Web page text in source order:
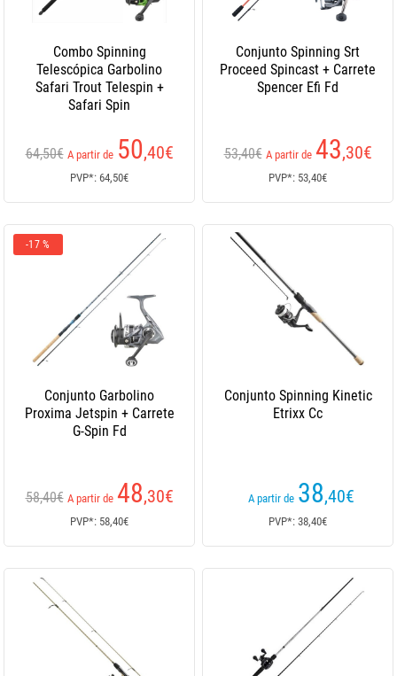
Combo Spinning
Telescópica Garbolino
Safari Trout Telespin +
Safari Spin
64,50€ A partir de 50,40€
PVP*: 64,50€
Conjunto Spinning Srt
Proceed Spincast + Carrete
Spencer Efi Fd
53,40€ A partir de 43,30€
PVP*: 53,40€
-17 %
Conjunto Garbolino
Proxima Jetspin + Carrete
G-Spin Fd
58,40€ A partir de 48,30€
PVP*: 58,40€
Conjunto Spinning Kinetic
Etrixx Cc
A partir de 38,40€
PVP*: 38,40€